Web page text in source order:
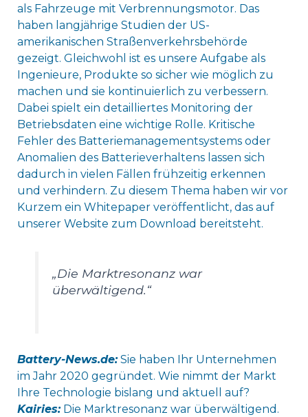
als Fahrzeuge mit Verbrennungsmotor. Das
haben langjährige Studien der US-
amerikanischen Straßenverkehrsbehörde
gezeigt. Gleichwohl ist es unsere Aufgabe als
Ingenieure, Produkte so sicher wie möglich zu
machen und sie kontinuierlich zu verbessern.
Dabei spielt ein detailliertes Monitoring der
Betriebsdaten eine wichtige Rolle. Kritische
Fehler des Batteriemanagementsystems oder
Anomalien des Batterieverhaltens lassen sich
dadurch in vielen Fällen frühzeitig erkennen
und verhindern. Zu diesem Thema haben wir vor
Kurzem ein Whitepaper veröffentlicht, das auf
unserer Website zum Download bereitsteht.
„Die Marktresonanz war
überwältigend.“
Battery-News.de:Sie haben Ihr Unternehmen
im Jahr 2020 gegründet. Wie nimmt der Markt
Ihre Technologie bislang und aktuell auf?
Kairies:Die Marktresonanz war überwältigend.